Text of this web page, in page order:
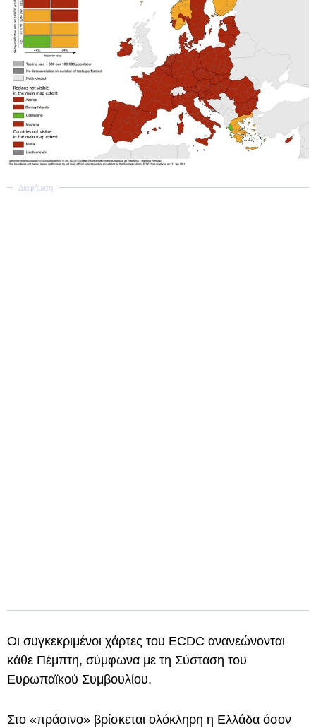
Οι συγκεκριμένοι χάρτες του ECDC ανανεώνονται
κάθε Πέμπτη, σύμφωνα με τη Σύσταση του
Ευρωπαϊκού Συμβουλίου.
Στο «πράσινο» βρίσκεται ολόκληρη η Ελλάδα όσον